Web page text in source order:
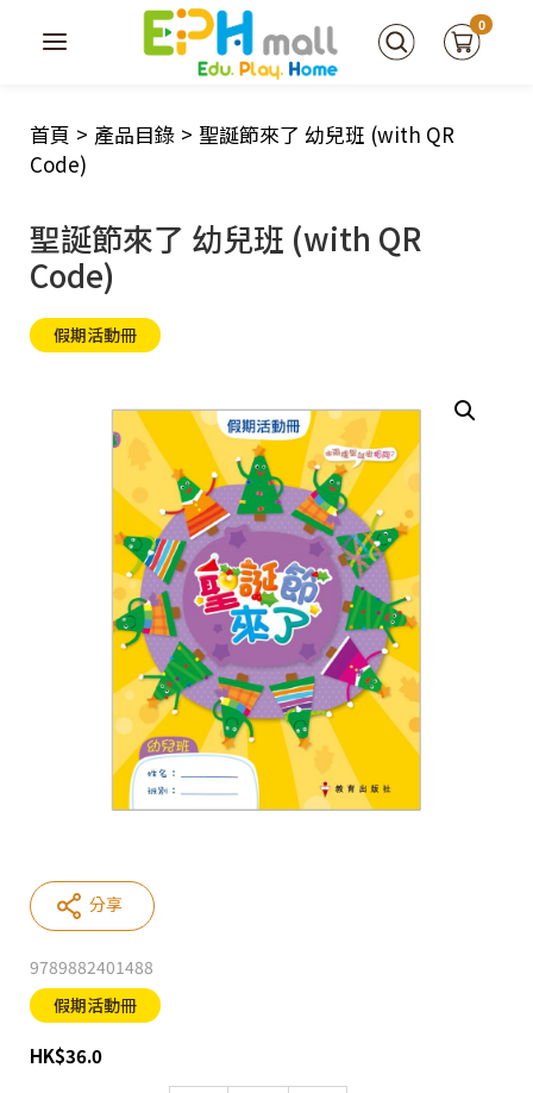
0
首頁 > 產品目錄 > 聖誕節來了 幼兒班 (with QR
Code)
聖誕節來了 幼兒班 (with QR
Code)
假期活動冊
9789882401488
假期活動冊
HK$36.0
分享